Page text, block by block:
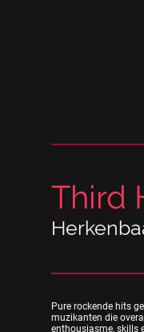
Third
Pure rockende hits
muzikanten die
enthousiasme, skills